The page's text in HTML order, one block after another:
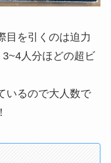
目を引くのは迫力
人分ほどの超ビ
いるので大人数で